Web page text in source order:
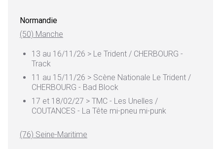
Normandie
(50) Manche
13 au 16/11/26 > Le Trident / CHERBOURG -
Track
11 au 15/11/26 > Scène Nationale Le Trident /
CHERBOURG - Bad Block
17 et 18/02/27 > TMC - Les Unelles /
COUTANCES - La Tête mi-pneu mi-punk
(76) Seine-Maritime